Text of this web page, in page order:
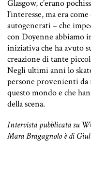
Glasgow, c’erano
l’interesse, ma era
autogenerati – che
con Doyenne abbiamo
iniziativa che ha avuto
creazione di tante
Negli ultimi anni lo
persone provenienti da
questo mondo e che
della scena.
Intervista pubblicata su
Mara Bragagnolo è di